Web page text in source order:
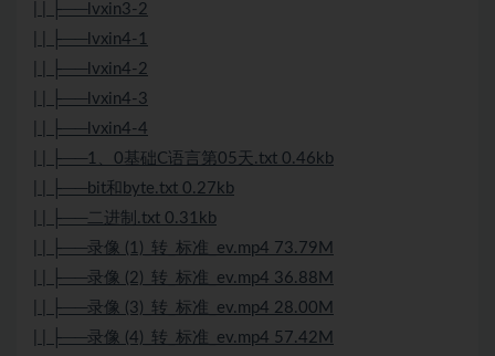
| | ├──lvxin3-2
| | ├──lvxin4-1
| | ├──lvxin4-2
| | ├──lvxin4-3
| | ├──lvxin4-4
| | ├──1、0基础C语言第05天.txt 0.46kb
| | ├──bit和byte.txt 0.27kb
| | ├──二进制.txt 0.31kb
| | ├──录像 (1)_转_标准_ev.mp4 73.79M
| | ├──录像 (2)_转_标准_ev.mp4 36.88M
| | ├──录像 (3)_转_标准_ev.mp4 28.00M
| | ├──录像 (4)_转_标准_ev.mp4 57.42M